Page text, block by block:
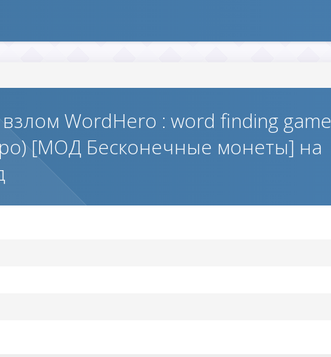
WordHero : word finding game
[МОД Бесконечные монеты] на